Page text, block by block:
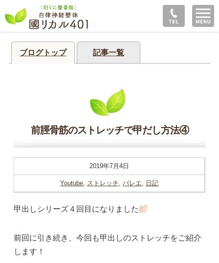
ブログトップ 記事一覧
前脛骨筋のストレッチで甲だし方法④
2019年7月4日
Youtube, ストレッチ, バレエ, 日記
甲出しシリーズ４回目になりました
前回に引き続き、今回も甲出しのストレッチをご紹介
します！